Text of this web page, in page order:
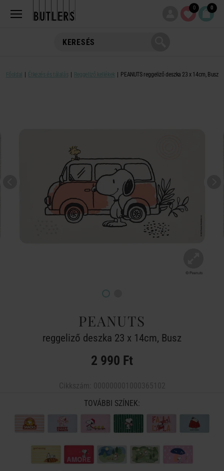
0 0
Főoldal Étkezés és tálalás Reggeliző kellékek PEANUTS reggeliző deszka 23 x 14cm, Busz
PEANUTS
reggeliző deszka 23 x 14cm, Busz
2 990 Ft
TOVÁBBI SZÍNEK: